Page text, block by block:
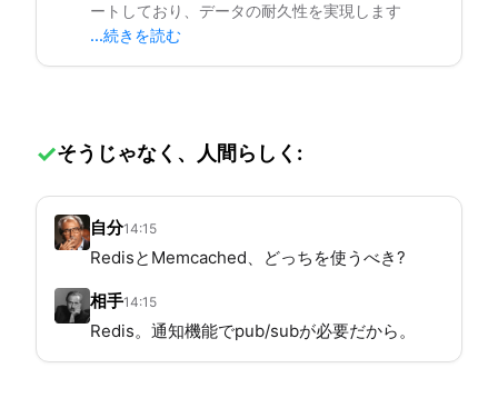
ートしており、データの耐久性を実現します
...続きを読む
そうじゃなく、人間らしく:
自分14:15
RedisとMemcached、どっちを使うべき?
相手14:15
Redis。通知機能でpub/subが必要だから。